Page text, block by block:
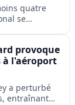
quatre
se
provoque
à l'aéroport
a perturbé
entraînant